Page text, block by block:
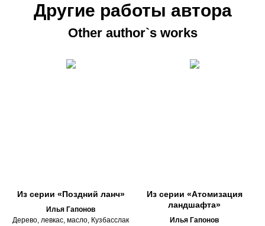
Другие работы автора
Other author`s works
Из серии «Поздний ланч»
Илья Гапонов
Дерево, левкас, масло, Кузбасслак
Из серии «Атомизация
ландшафта»
Илья Гапонов